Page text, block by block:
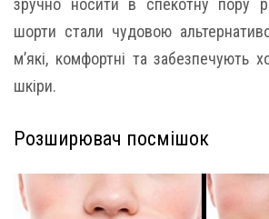
зручно носити в спекотну пору
шорти стали чудовою
м’які, комфортні та забезпечують
шкіри.
Розширювач посмішок